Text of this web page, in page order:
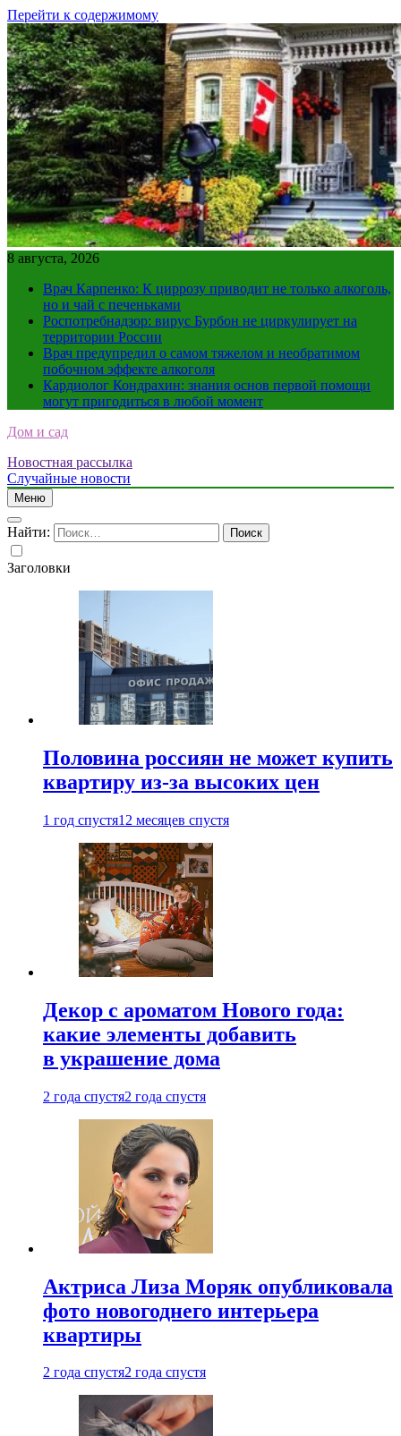
Перейти к содержимому
8 августа, 2026
Врач Карпенко: К циррозу приводит не только алкоголь,
но и чай с печеньками
Роспотребнадзор: вирус Бурбон не циркулирует на
территории России
Врач предупредил о самом тяжелом и необратимом
побочном эффекте алкоголя
Кардиолог Кондрахин: знания основ первой помощи
могут пригодиться в любой момент
Дом и сад
Новостная рассылка
Случайные новости
Меню
Найти:
Заголовки
Половина россиян не может купить
квартиру из-за высоких цен
1 год спустя12 месяцев спустя
Декор с ароматом Нового года:
какие элементы добавить
в украшение дома
2 года спустя2 года спустя
Актриса Лиза Моряк опубликовала
фото новогоднего интерьера
квартиры
2 года спустя2 года спустя